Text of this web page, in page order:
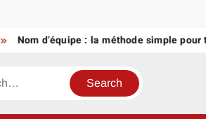
Nom d’équipe : la méthode simple pour